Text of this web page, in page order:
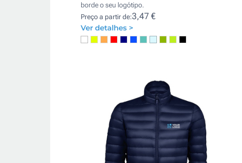
borde o seu logótipo.
Preço a partir de:3,47 €
Ver detalhes >